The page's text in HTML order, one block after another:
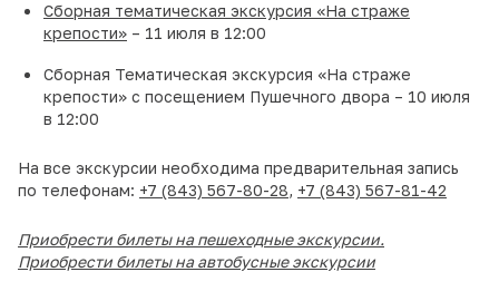
Сборная тематическая экскурсия «На страже
крепости» – 11 июля в 12:00
Сборная Тематическая экскурсия «На страже
крепости» с посещением Пушечного двора – 10 июля
в 12:00
На все экскурсии необходима предварительная запись
по телефонам: +7 (843) 567-80-28, +7 (843) 567-81-42
Приобрести билеты на пешеходные экскурсии.
Приобрести билеты на автобусные экскурсии